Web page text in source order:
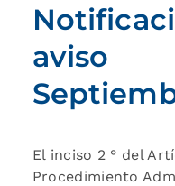
aviso
El inciso 2 ° del
Procedimiento